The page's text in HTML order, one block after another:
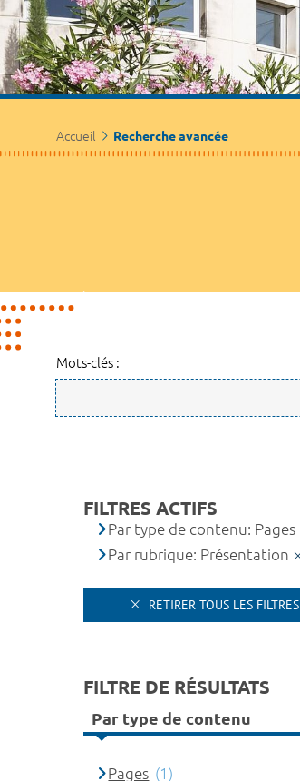
Accueil Recherche avancée
Mots-clés :
FILTRES ACTIFS
Par type de contenu: Pages
Par rubrique: Présentation
RETIRER TOUS LES FILTRES
FILTRE DE RÉSULTATS
Par type de contenu
Pages (1)